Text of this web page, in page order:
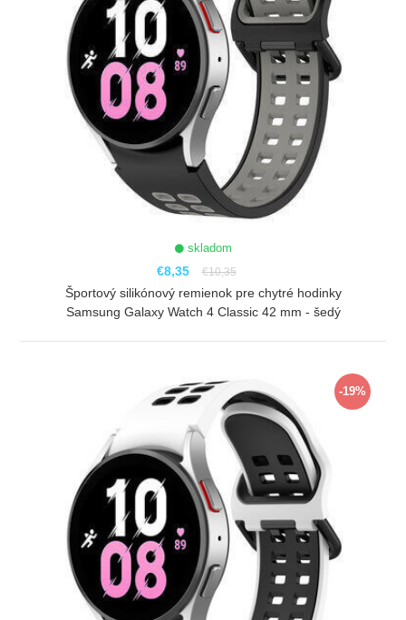
skladom
€8,35 €10,35
Športový silikónový remienok pre chytré hodinky
Samsung Galaxy Watch 4 Classic 42 mm - šedý
-19%